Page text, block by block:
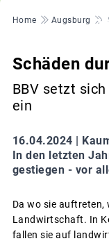
Pfadnavigation
Home Augsburg
Schäden
BBV setzt
ein
16.04.2024 |
In den letzten
gestiegen - vor
Da wo sie auftreten,
Landwirtschaft. In
fallen sie auf